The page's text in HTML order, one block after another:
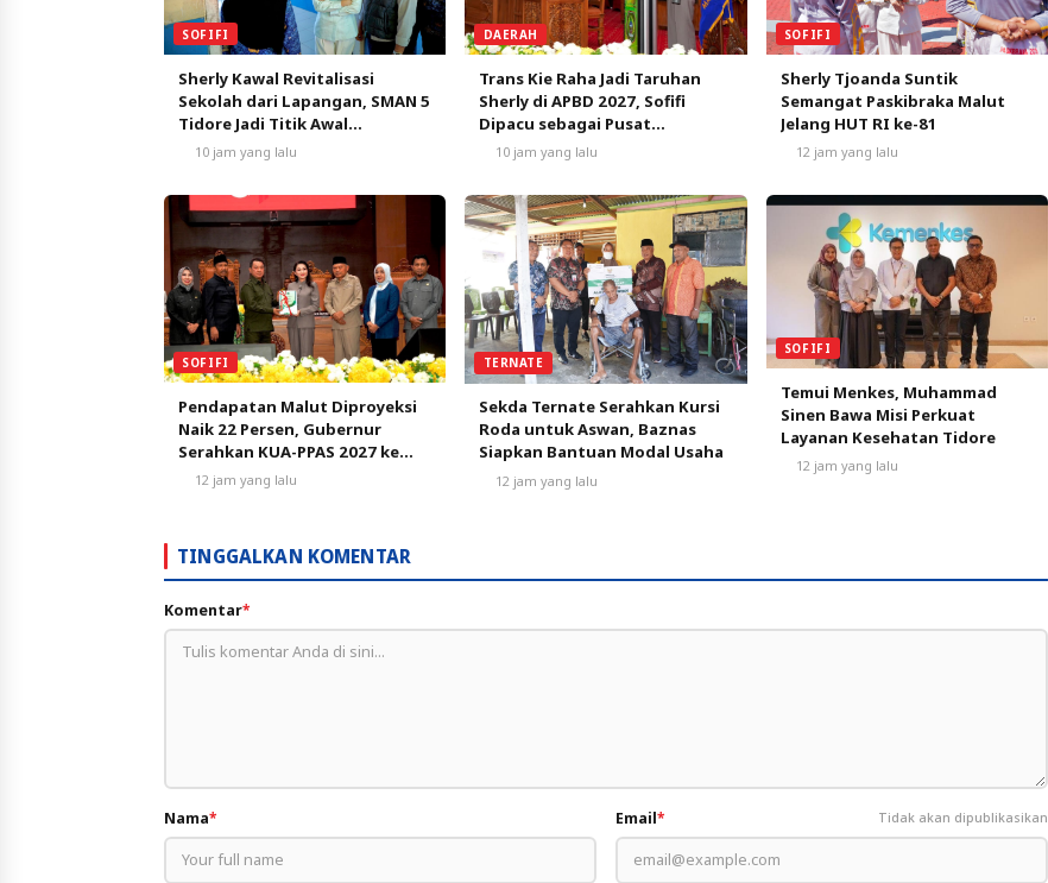
SOFIFI
Sherly Kawal Revitalisasi
Sekolah dari Lapangan, SMAN 5
Tidore Jadi Titik Awal
Pendidikan Bermutu
10 jam yang lalu
DAERAH
Trans Kie Raha Jadi Taruhan
Sherly di APBD 2027, Sofifi
Dipacu sebagai Pusat
Pertumbuhan
10 jam yang lalu
SOFIFI
Sherly Tjoanda Suntik
Semangat Paskibraka Malut
Jelang HUT RI ke-81
12 jam yang lalu
SOFIFI
Pendapatan Malut Diproyeksi
Naik 22 Persen, Gubernur
Serahkan KUA-PPAS 2027 ke
DPRD
12 jam yang lalu
TERNATE
Sekda Ternate Serahkan Kursi
Roda untuk Aswan, Baznas
Siapkan Bantuan Modal Usaha
12 jam yang lalu
SOFIFI
Temui Menkes, Muhammad
Sinen Bawa Misi Perkuat
Layanan Kesehatan Tidore
12 jam yang lalu
TINGGALKAN KOMENTAR
Komentar*
Nama* Email* Tidak akan dipublikasikan